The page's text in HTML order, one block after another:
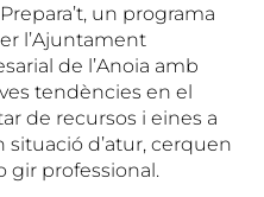
un programa
l’Ajuntament
de l’Anoia amb
tendències en el
de recursos i eines a
d’atur, cerquen
gir professional.